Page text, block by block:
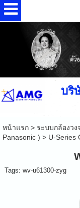
บริ
หน้าแรก> ระบบกล้องวง
Panasonic ) > U-Series
Tags: wv-u61300-zyg